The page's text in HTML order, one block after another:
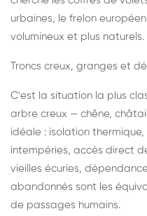
urbaines, le frelon
volumineux et plus naturels.
Troncs creux, granges et
C'est la situation la plus
arbre creux — chêne,
idéale : isolation
intempéries, accès direct
vieilles écuries,
abandonnés sont les
de passages humains.